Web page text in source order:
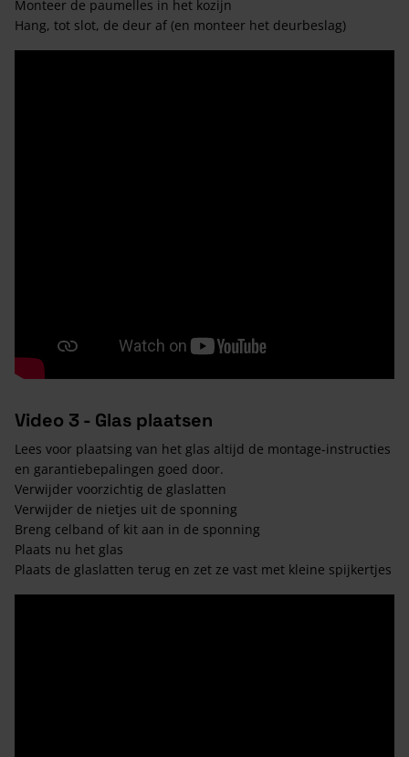
Monteer de paumelles in het kozijn
Hang, tot slot, de deur af (en monteer het deurbeslag)
Video 3 - Glas plaatsen
Lees voor plaatsing van het glas altijd de montage-instructies
en garantiebepalingen goed door.
Verwijder voorzichtig de glaslatten
Verwijder de nietjes uit de sponning
Breng celband of kit aan in de sponning
Plaats nu het glas
Plaats de glaslatten terug en zet ze vast met kleine spijkertjes